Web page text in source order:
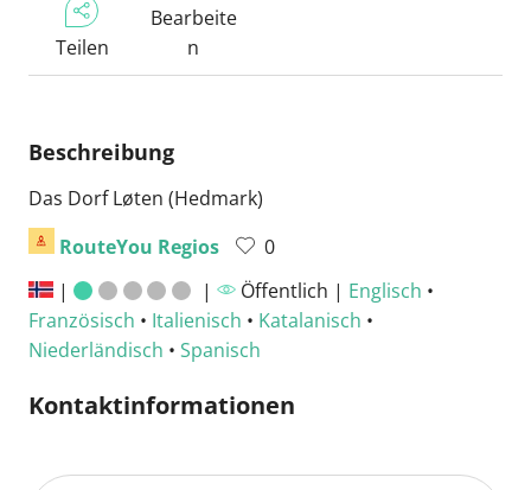
Teilen
Bearbeite
n
Beschreibung
Das Dorf Løten (Hedmark)
RouteYou Regios
0
|
| Öffentlich | Englisch •
Französisch • Italienisch • Katalanisch •
Niederländisch • Spanisch
Kontaktinformationen